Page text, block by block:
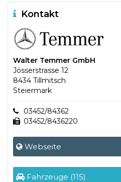
Kontakt
Walter Temmer GmbH
Jösserstrasse 12
8434 Tillmitsch
Steiermark
03452/84362
03452/8436220
Webseite
Fahrzeuge (115)